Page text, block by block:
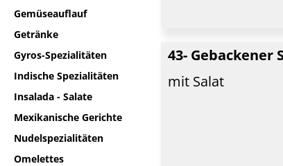
Gemüseauflauf
Getränke
Gyros-Spezialitäten
Indische Spezialitäten
Insalada - Salate
Mexikanische Gerichte
Nudelspezialitäten
Omelettes
43- Gebackener
mit Salat